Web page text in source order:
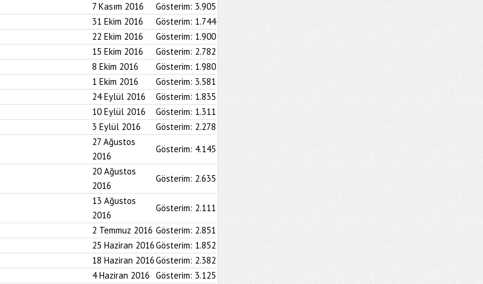
7 Kasım 2016 Gösterim: 3.905
31 Ekim 2016 Gösterim: 1.744
22 Ekim 2016 Gösterim: 1.900
15 Ekim 2016 Gösterim: 2.782
8 Ekim 2016 Gösterim: 1.980
1 Ekim 2016 Gösterim: 3.581
24 Eylül 2016 Gösterim: 1.835
10 Eylül 2016 Gösterim: 1.311
3 Eylül 2016 Gösterim: 2.278
27 Ağustos
2016
Gösterim: 4.145
20 Ağustos
2016
Gösterim: 2.635
13 Ağustos
2016
Gösterim: 2.111
2 Temmuz 2016 Gösterim: 2.851
25 Haziran 2016Gösterim: 1.852
18 Haziran 2016Gösterim: 2.382
4 Haziran 2016 Gösterim: 3.125